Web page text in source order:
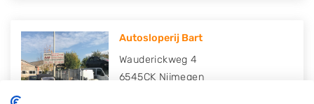
Autosloperij Bart
Wauderickweg 4
6545CK Nijmegen